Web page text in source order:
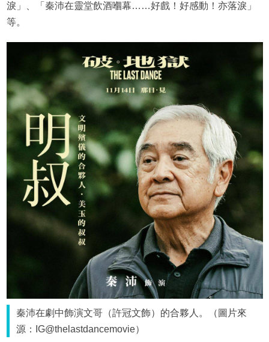
淚」、「秦沛在靈堂飲酒嗰幕……好戲！好感動！亦落淚」
等。
秦沛在劇中飾演文哥（許冠文飾）的合夥人。（圖片來
源：IG@thelastdancemovie）